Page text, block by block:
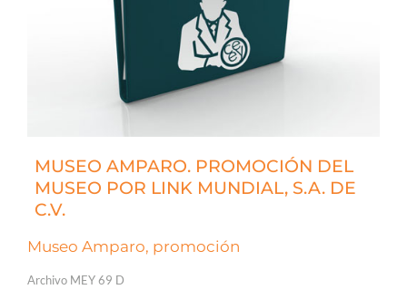
MUSEO AMPARO. PROMOCIÓN DEL
MUSEO POR LINK MUNDIAL, S.A. DE
C.V.
Museo Amparo, promoción
Archivo MEY 69 D